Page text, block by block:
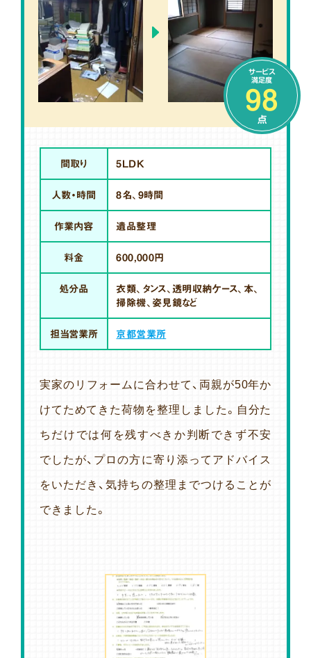
サービス
満足度
98
点
間取り 5LDK
人数・時間 8名、9時間
作業内容 遺品整理
料金 600,000円
処分品
衣類、タンス、透明収納ケース、本、
掃除機、姿見鏡など
担当営業所 京都営業所
実家のリフォームに合わせて、両親が50年か
けてためてきた荷物を整理しました。自分た
ちだけでは何を残すべきか判断できず不安
でしたが、プロの方に寄り添ってアドバイス
をいただき、気持ちの整理までつけることが
できました。